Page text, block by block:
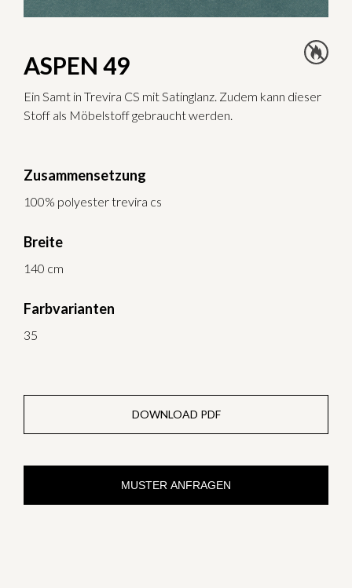
ASPEN 49
Ein Samt in Trevira CS mit Satinglanz. Zudem kann dieser
Stoff als Möbelstoff gebraucht werden.
Zusammensetzung
100% polyester trevira cs
Breite
140 cm
Farbvarianten
35
DOWNLOAD PDF
MUSTER ANFRAGEN